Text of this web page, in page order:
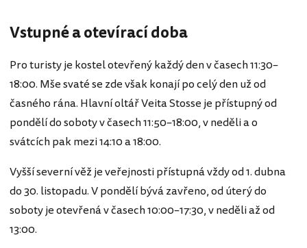
Vstupné a otevírací doba
Pro turisty je kostel otevřený každý den v časech 11:30–
18:00. Mše svaté se zde však konají po celý den už od
časného rána. Hlavní oltář Veita Stosse je přístupný od
pondělí do soboty v časech 11:50–18:00, v neděli a o
svátcích pak mezi 14:10 a 18:00.
Vyšší severní věž je veřejnosti přístupná vždy od 1. dubna
do 30. listopadu. V pondělí bývá zavřeno, od úterý do
soboty je otevřená v časech 10:00–17:30, v neděli až od
13:00.